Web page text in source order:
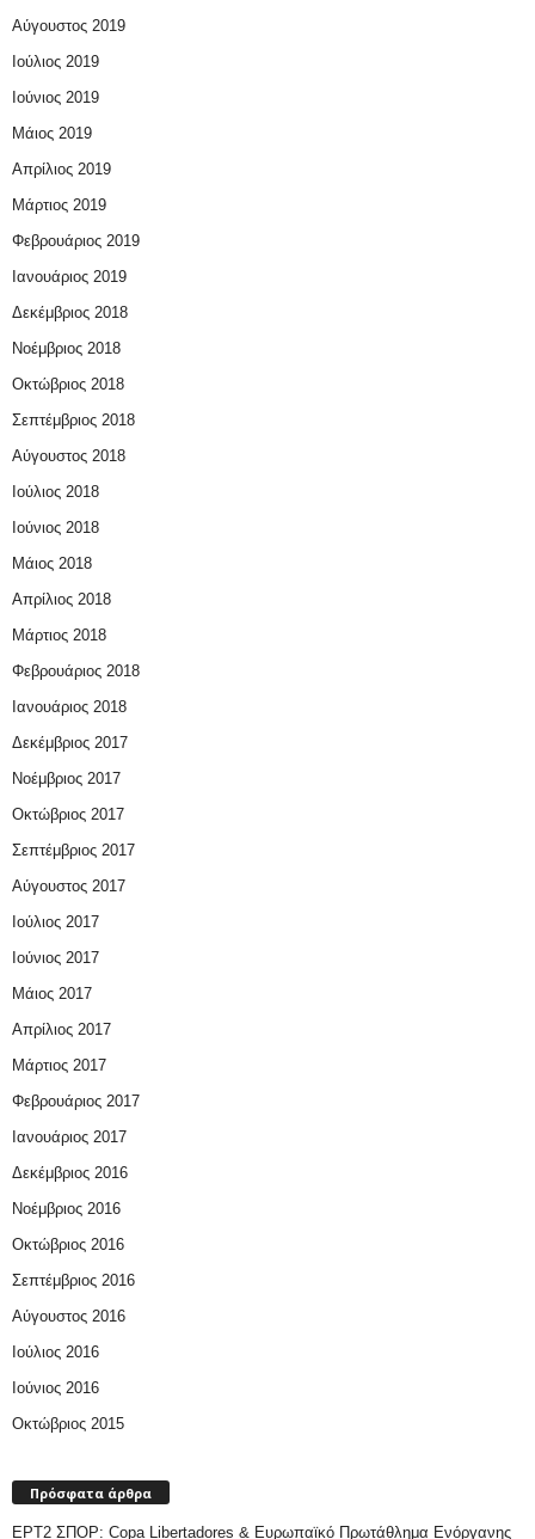
Αύγουστος 2019
Ιούλιος 2019
Ιούνιος 2019
Μάιος 2019
Απρίλιος 2019
Μάρτιος 2019
Φεβρουάριος 2019
Ιανουάριος 2019
Δεκέμβριος 2018
Νοέμβριος 2018
Οκτώβριος 2018
Σεπτέμβριος 2018
Αύγουστος 2018
Ιούλιος 2018
Ιούνιος 2018
Μάιος 2018
Απρίλιος 2018
Μάρτιος 2018
Φεβρουάριος 2018
Ιανουάριος 2018
Δεκέμβριος 2017
Νοέμβριος 2017
Οκτώβριος 2017
Σεπτέμβριος 2017
Αύγουστος 2017
Ιούλιος 2017
Ιούνιος 2017
Μάιος 2017
Απρίλιος 2017
Μάρτιος 2017
Φεβρουάριος 2017
Ιανουάριος 2017
Δεκέμβριος 2016
Νοέμβριος 2016
Οκτώβριος 2016
Σεπτέμβριος 2016
Αύγουστος 2016
Ιούλιος 2016
Ιούνιος 2016
Οκτώβριος 2015
Πρόσφατα άρθρα
ΕΡΤ2 ΣΠΟΡ: Copa Libertadores & Ευρωπαϊκό Πρωτάθλημα Ενόργανης